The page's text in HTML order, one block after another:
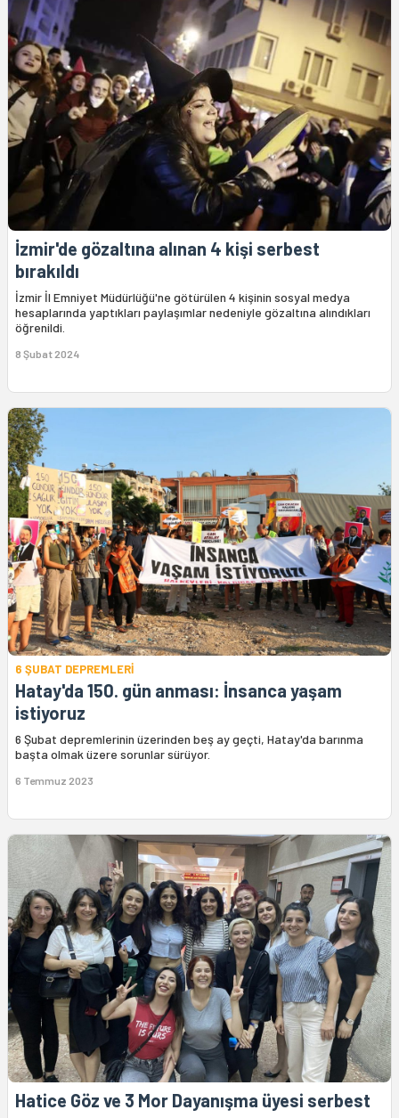
İzmir'de gözaltına alınan 4 kişi serbest
bırakıldı
İzmir İl Emniyet Müdürlüğü'ne götürülen 4 kişinin sosyal medya
hesaplarında yaptıkları paylaşımlar nedeniyle gözaltına alındıkları
öğrenildi.
8 Şubat 2024
6 ŞUBAT DEPREMLERİ
Hatay'da 150. gün anması: İnsanca yaşam
istiyoruz
6 Şubat depremlerinin üzerinden beş ay geçti, Hatay'da barınma
başta olmak üzere sorunlar sürüyor.
6 Temmuz 2023
Hatice Göz ve 3 Mor Dayanışma üyesi serbest